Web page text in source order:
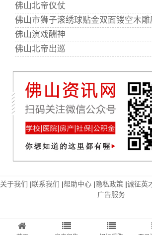
佛山北帝仪仗
佛山市狮子滚绣球贴金双面镂空木雕
佛山演戏酬神
佛山北帝出巡
关于我们 |联系我们 |帮助中心 |隐私政策 |诚征英
广告服务